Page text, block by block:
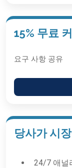
15% 무료
요구 사항 공유
당사가 시
24/7 애널